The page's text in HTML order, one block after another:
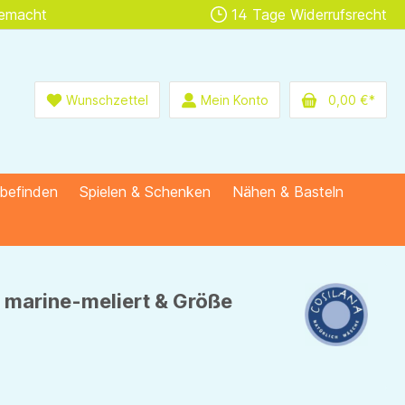
14 Tage Widerrufsrecht
Wunschzettel Mein Konto 0,00 €*
Spielen & Schenken
Nähen & Basteln
meliert & Größe